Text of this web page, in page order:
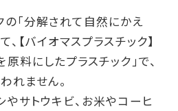
「分解されて自然にかえ
、【バイオマスプラスチック】
料にしたプラスチック」で、
れません。
サトウキビ、お米やコーヒ